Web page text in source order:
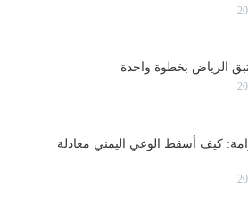
الرياض بخطوة واحدة
كيف أسقط الوعي اليمني معادلة